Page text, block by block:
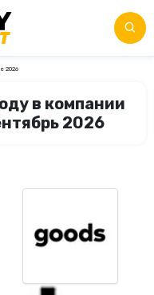
2026
в компании
2026